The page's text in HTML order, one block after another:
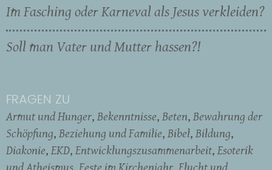
Im Fasching oder Karneval als Jesus verkleiden?
Soll man Vater und Mutter hassen?!
FRAGEN ZU
Armut und Hunger Bekenntnisse Beten Bewahrung der
Schöpfung Beziehung und Familie Bibel Bildung
Diakonie EKD Entwicklungszusammenarbeit Esoterik